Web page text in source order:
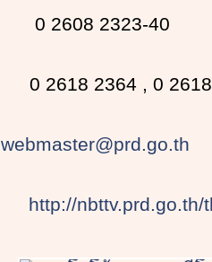
0 2608 2323-40
0 2618 2364 , 0
webmaster@prd.go.th
http://nbttv.prd.go.th/